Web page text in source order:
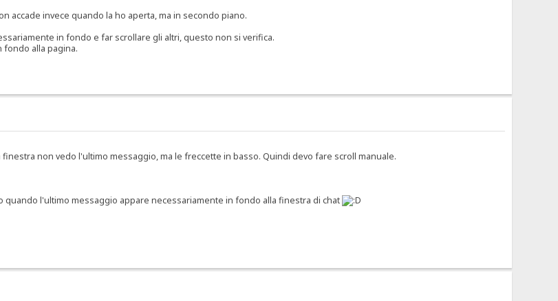
accade invece quando la ho aperta, ma in secondo piano.
in fondo e far scrollare gli altri, questo non si verifica.
fondo alla pagina.
non vedo l'ultimo messaggio, ma le freccette in basso. Quindi devo fare scroll manuale.
l'ultimo messaggio appare necessariamente in fondo alla finestra di chat